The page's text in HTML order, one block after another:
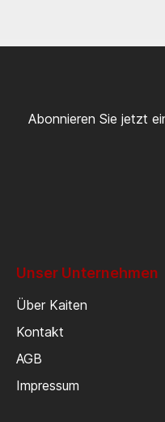
Abonnieren Sie jetzt
Unser Unternehmen
Über Kaiten
Kontakt
AGB
Impressum